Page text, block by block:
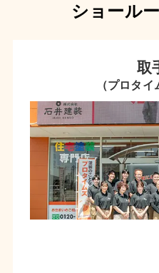
ショール
取
（プロタイ